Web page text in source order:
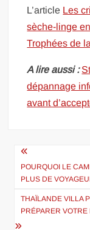
L’article Les
sèche-linge
Trophées de
A lire aussi :
dépannage
avant
Navigation
de
l’article
POURQUOI LE
PLUS DE
THAÏLANDE VILLA
PRÉPARER VOTRE